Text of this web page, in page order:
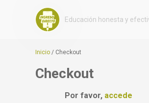
Educación honesta y
Inicio / Checkout
Checkout
Por favor, accede